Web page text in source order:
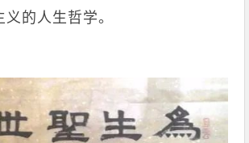
的人生哲学。